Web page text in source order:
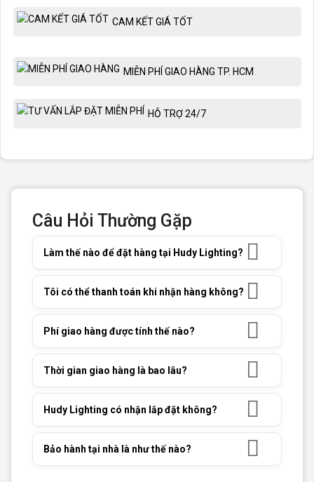
CAM KẾT GIÁ TỐT
MIỄN PHÍ GIAO HÀNG TP. HCM
HỖ TRỢ 24/7
Câu Hỏi Thường Gặp
Làm thế nào để đặt hàng tại Hudy Lighting?
Tôi có thể thanh toán khi nhận hàng không?
Phí giao hàng được tính thế nào?
Thời gian giao hàng là bao lâu?
Hudy Lighting có nhận lắp đặt không?
Bảo hành tại nhà là như thế nào?